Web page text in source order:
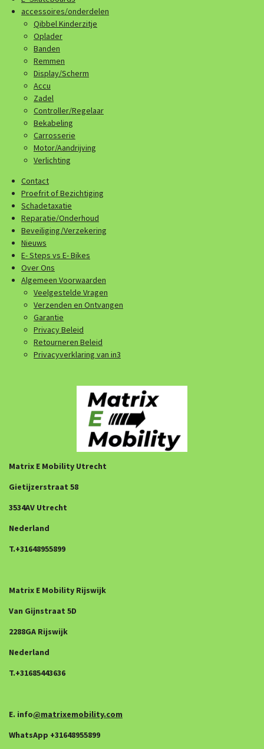
accessoires/onderdelen
Qibbel Kinderzitje
Oplader
Banden
Remmen
Display/Scherm
Accu
Zadel
Controller/Regelaar
Bekabeling
Carrosserie
Motor/Aandrijving
Verlichting
Contact
Proefrit of Bezichtiging
Schadetaxatie
Reparatie/Onderhoud
Beveiliging/Verzekering
Nieuws
E- Steps vs E- Bikes
Over Ons
Algemeen Voorwaarden
Veelgestelde Vragen
Verzenden en Ontvangen
Garantie
Privacy Beleid
Retourneren Beleid
Privacyverklaring van in3
Matrix E Mobility Utrecht
Gietijzerstraat 58
3534AV Utrecht
Nederland
T.+31648955899
Matrix E Mobility Rijswijk
Van Gijnstraat 5D
2288GA Rijswijk
Nederland
T.+31685443636
E. info@matrixemobility.com
WhatsApp +31648955899